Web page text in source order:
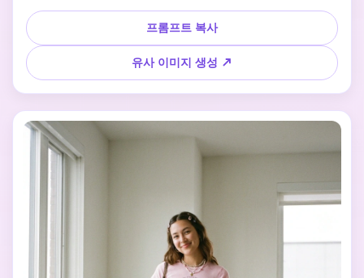
슬림한 상의, 뚜렷한 허리선, 리얼 블랙 원단 질감, 부드러운 실
내 조명, 아웃핏에 집중할 수 있는 뉴트럴 배경으로 연출하세
요. 결과 이미지는 미니멀, 정교, 다재다능하고 TikTok, 검색에
서 클릭을 많이 유도할 느낌으로 만듭니다.
프롬프트 복사
유사 이미지 생성 ↗